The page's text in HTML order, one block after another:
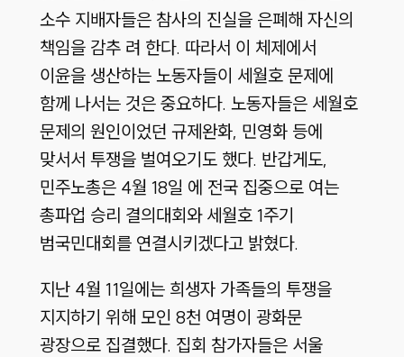
소수 지배자들은 참사의 진실을 은폐해 자신의
책임을 감추 려 한다. 따라서 이 체제에서
이윤을 생산하는 노동자들이 세월호 문제에
함께 나서는 것은 중요하다. 노동자들은 세월호
문제의 원인이었던 규제완화, 민영화 등에
맞서서 투쟁을 벌여오기도 했다. 반갑게도,
민주노총은 4월 18일 에 전국 집중으로 여는
총파업 승리 결의대회와 세월호 1주기
범국민대회를 연결시키겠다고 밝혔다.
지난 4월 11일에는 희생자 가족들의 투쟁을
지지하기 위해 모인 8천 여명이 광화문
광장으로 집결했다. 집회 참가자들은 서울